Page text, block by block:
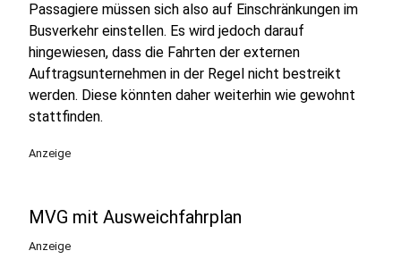
Passagiere müssen sich also auf Einschränkungen im
Busverkehr einstellen. Es wird jedoch darauf
hingewiesen, dass die Fahrten der externen
Auftragsunternehmen in der Regel nicht bestreikt
werden. Diese könnten daher weiterhin wie gewohnt
stattfinden.
Anzeige
MVG mit Ausweichfahrplan
Anzeige